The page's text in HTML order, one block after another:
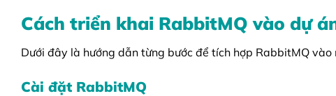
Cách triển khai RabbitMQ vào dự
Dưới đây là hướng dẫn từng bước để tích hợp RabbitMQ
Cài đặt RabbitMQ